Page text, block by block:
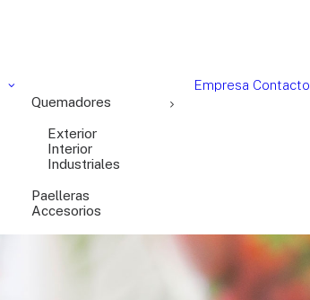
Quemadores
Exterior
Interior
Industriales
Paelleras
Accesorios
Empresa Contacto